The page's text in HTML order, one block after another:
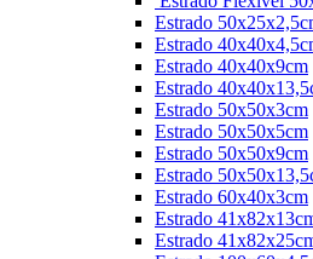
Estrado
Estrado
Estrado 40x40x9cm
Estrado
Estrado 50x50x3cm
Estrado 50x50x5cm
Estrado 50x50x9cm
Estrado
Estrado 60x40x3cm
Estrado
Estrado